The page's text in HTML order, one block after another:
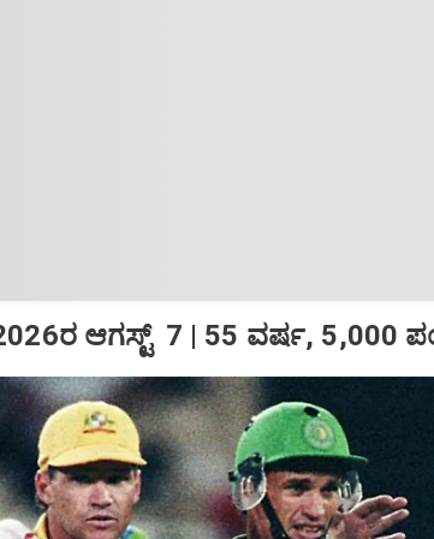
ಆಗಸ್ಟ್‌ 7 | 55 ವರ್ಷ, 5,000